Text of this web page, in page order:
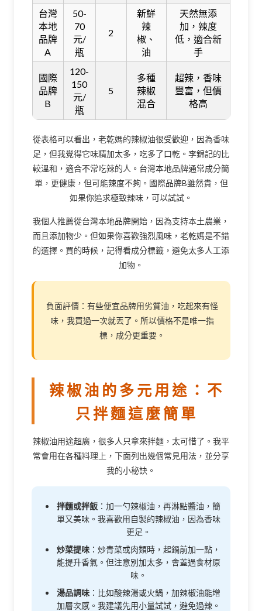
台灣
本地
品牌
A
50-
70
元/
瓶
2
新鮮
辣
椒、
油
天然無添
加，辣度
低，適合新
手
國際
品牌
B
120-
150
元/
瓶
5
多種
辣椒
混合
超辣，香味
豐富，但價
格高
從表格可以看出，老乾媽的辣椒油很受歡迎，因為香味
足，但我覺得它味精加太多，吃多了口乾。李錦記的比
較溫和，適合不常吃辣的人。台灣本地品牌通常成分簡
單，更健康，但可能辣度不夠。國際品牌B雖然貴，但
如果你追求極致辣味，可以試試。
我個人推薦從台灣本地品牌開始，因為支持本土農業，
而且添加物少。但如果你喜歡強烈風味，老乾媽是不錯
的選擇。買的時候，記得看成分標籤，避免太多人工添
加物。
負面評價：有些便宜品牌用劣質油，吃起來有怪
味，我買過一次就丟了。所以價格不是唯一指
標，成分更重要。
辣椒油的多元用途：不
只拌麵這麼簡單
辣椒油用途超廣，很多人只拿來拌麵，太可惜了。我平
常會用在各種料理上，下面列出幾個常見用法，並分享
我的小秘訣。
拌麵或拌飯：加一勺辣椒油，再淋點醬油，簡
單又美味。我喜歡用自製的辣椒油，因為香味
更足。
炒菜提味：炒青菜或肉類時，起鍋前加一點，
能提升香氣。但注意別加太多，會蓋過食材原
味。
湯品調味：比如酸辣湯或火鍋，加辣椒油能增
加層次感。我建議先用小量試試，避免過辣。